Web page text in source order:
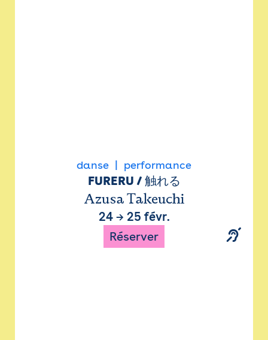
danse performance
FURERU / 触れる
Azusa Takeuchi
24→ 25 févr.
Réserver